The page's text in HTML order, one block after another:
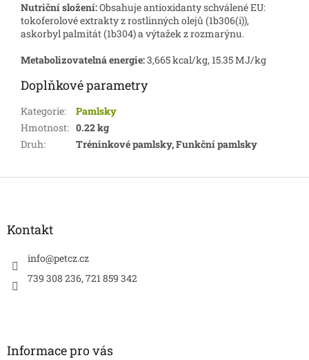
Nutriční složení:Obsahuje antioxidanty schválené EU:
tokoferolové extrakty z rostlinných olejů (1b306(i)),
askorbyl palmitát (1b304) a výtažek z rozmarýnu.
Metabolizovatelná energie:3,665 kcal/kg, 15.35 MJ/kg
Doplňkové parametry
Kategorie:
Pamlsky
Hmotnost: 0.22 kg
Druh: Tréninkové pamlsky, Funkční pamlsky
Kontakt
info@petcz.cz
739 308 236, 721 859 342
Informace pro vás